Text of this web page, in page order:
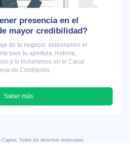
presencia en el
mayor credibilidad?
de tu negocio, elaboramos el
bien tu apertura, historia,
y lo incluiremos en el Canal
de Cordópolis.
Saber más
Todos los derechos reservados